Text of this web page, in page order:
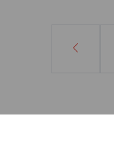
Página